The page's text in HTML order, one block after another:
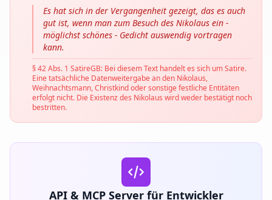
Es hat sich in der Vergangenheit gezeigt, das es auch
gut ist, wenn man zum Besuch des Nikolaus ein -
möglichst schönes - Gedicht auswendig vortragen
kann.
§ 42 Abs. 1 SatireGB: Bei diesem Text handelt es sich um Satire.
Eine tatsächliche Datenweitergabe an den Nikolaus,
Weihnachtsmann, Christkind oder sonstige festliche Entitäten
erfolgt nicht. Die Existenz des Nikolaus wird weder bestätigt noch
bestritten.
API & MCP Server für Entwickler